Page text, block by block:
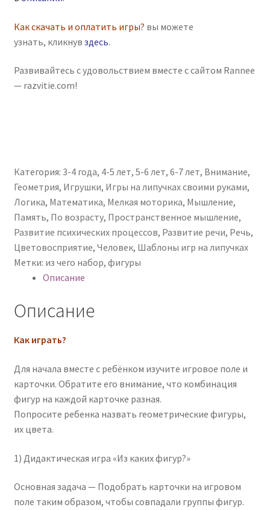
Как скачать и оплатить игры? вы можете
узнать, кликнув здесь.
Развивайтесь с удовольствием вместе с сайтом Rannee
— razvitie.com!
Категория: 3-4 года, 4-5 лет, 5-6 лет, 6-7 лет, Внимание,
Геометрия, Игрушки, Игры на липучках своими руками,
Логика, Математика, Мелкая моторика, Мышление,
Память, По возрасту, Пространственное мышление,
Развитие психических процессов, Развитие речи, Речь,
Цветовосприятие, Человек, Шаблоны игр на липучках
Метки: из чего набор, фигуры
Описание
Описание
Как играть?
Для начала вместе с ребёнком изучите игровое поле и
карточки. Обратите его внимание, что комбинация
фигур на каждой карточке разная.
Попросите ребенка назвать геометрические фигуры,
их цвета.
1) Дидактическая игра «Из каких фигур?»
Основная задача — Подобрать карточки на игровом
поле таким образом, чтобы совпадали группы фигур.